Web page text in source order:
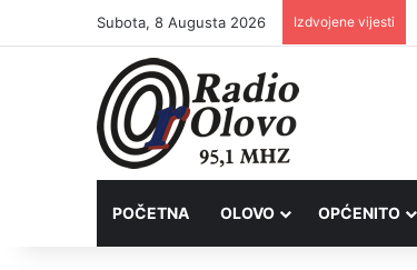
Subota, 8 Augusta 2026 Izdvojene vijesti
POČETNA OLOVO OPĆENITO